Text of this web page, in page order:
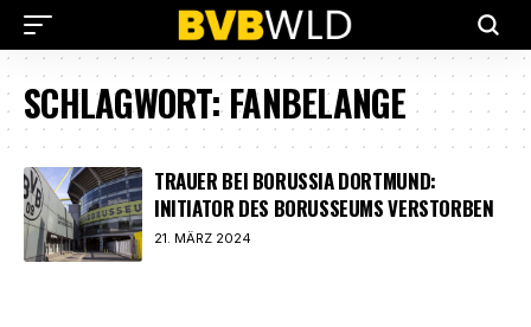
SCHLAGWORT:FANBELANGE
TRAUER BEI BORUSSIA DORTMUND:
INITIATOR DES BORUSSEUMS VERSTORBEN
21. MÄRZ 2024